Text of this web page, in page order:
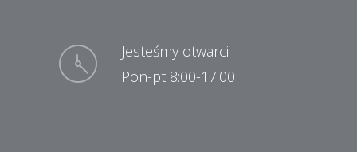
Jesteśmy otwarci
Pon-pt 8:00-17:00